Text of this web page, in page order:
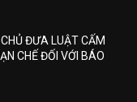
ĐƯA LUẬT CẤM
CHẾ ĐỐI VỚI BÁO